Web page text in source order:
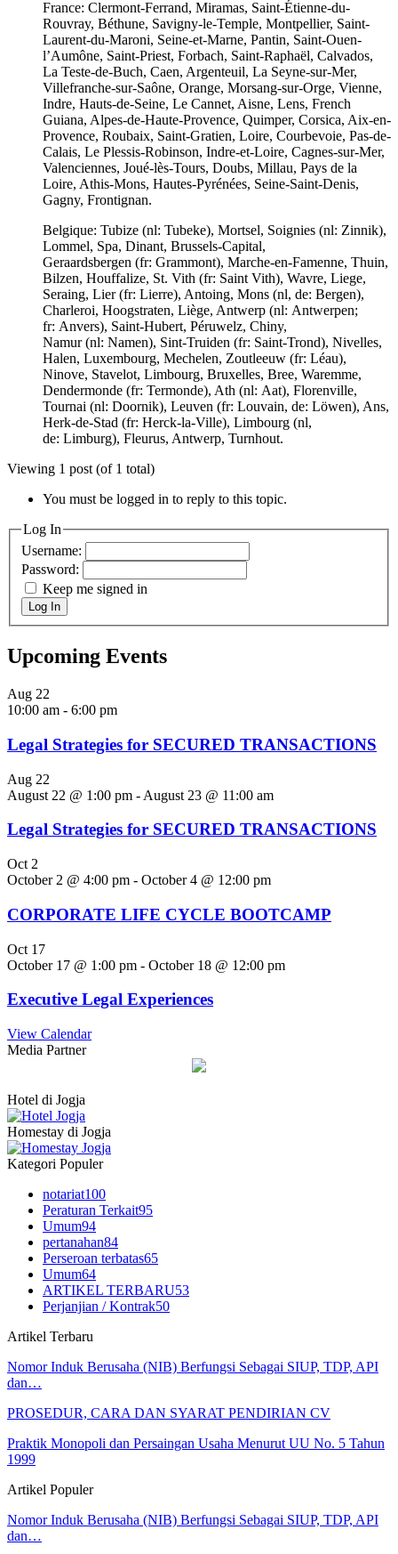
France: Clermont-Ferrand, Miramas, Saint-Étienne-du-
Rouvray, Béthune, Savigny-le-Temple, Montpellier, Saint-
Laurent-du-Maroni, Seine-et-Marne, Pantin, Saint-Ouen-
l’Aumône, Saint-Priest, Forbach, Saint-Raphaël, Calvados,
La Teste-de-Buch, Caen, Argenteuil, La Seyne-sur-Mer,
Villefranche-sur-Saône, Orange, Morsang-sur-Orge, Vienne,
Indre, Hauts-de-Seine, Le Cannet, Aisne, Lens, French
Guiana, Alpes-de-Haute-Provence, Quimper, Corsica, Aix-en-
Provence, Roubaix, Saint-Gratien, Loire, Courbevoie, Pas-de-
Calais, Le Plessis-Robinson, Indre-et-Loire, Cagnes-sur-Mer,
Valenciennes, Joué-lès-Tours, Doubs, Millau, Pays de la
Loire, Athis-Mons, Hautes-Pyrénées, Seine-Saint-Denis,
Gagny, Frontignan.
Belgique: Tubize (nl: Tubeke), Mortsel, Soignies (nl: Zinnik),
Lommel, Spa, Dinant, Brussels-Capital,
Geraardsbergen (fr: Grammont), Marche-en-Famenne, Thuin,
Bilzen, Houffalize, St. Vith (fr: Saint Vith), Wavre, Liege,
Seraing, Lier (fr: Lierre), Antoing, Mons (nl, de: Bergen),
Charleroi, Hoogstraten, Liège, Antwerp (nl: Antwerpen;
fr: Anvers), Saint-Hubert, Péruwelz, Chiny,
Namur (nl: Namen), Sint-Truiden (fr: Saint-Trond), Nivelles,
Halen, Luxembourg, Mechelen, Zoutleeuw (fr: Léau),
Ninove, Stavelot, Limbourg, Bruxelles, Bree, Waremme,
Dendermonde (fr: Termonde), Ath (nl: Aat), Florenville,
Tournai (nl: Doornik), Leuven (fr: Louvain, de: Löwen), Ans,
Herk-de-Stad (fr: Herck-la-Ville), Limbourg (nl,
de: Limburg), Fleurus, Antwerp, Turnhout.
Viewing 1 post (of 1 total)
You must be logged in to reply to this topic.
Log In
Username:
Password:
Keep me signed in
Log In
Upcoming Events
Aug 22
10:00 am - 6:00 pm
Legal Strategies for SECURED TRANSACTIONS
Aug 22
August 22 @ 1:00 pm - August 23 @ 11:00 am
Legal Strategies for SECURED TRANSACTIONS
Oct 2
October 2 @ 4:00 pm - October 4 @ 12:00 pm
CORPORATE LIFE CYCLE BOOTCAMP
Oct 17
October 17 @ 1:00 pm - October 18 @ 12:00 pm
Executive Legal Experiences
View Calendar
Media Partner
Hotel di Jogja
Homestay di Jogja
Kategori Populer
notariat100
Peraturan Terkait95
Umum94
pertanahan84
Perseroan terbatas65
Umum64
ARTIKEL TERBARU53
Perjanjian / Kontrak50
Artikel Terbaru
Nomor Induk Berusaha (NIB) Berfungsi Sebagai SIUP, TDP, API
dan…
PROSEDUR, CARA DAN SYARAT PENDIRIAN CV
Praktik Monopoli dan Persaingan Usaha Menurut UU No. 5 Tahun
1999
Artikel Populer
Nomor Induk Berusaha (NIB) Berfungsi Sebagai SIUP, TDP, API
dan…